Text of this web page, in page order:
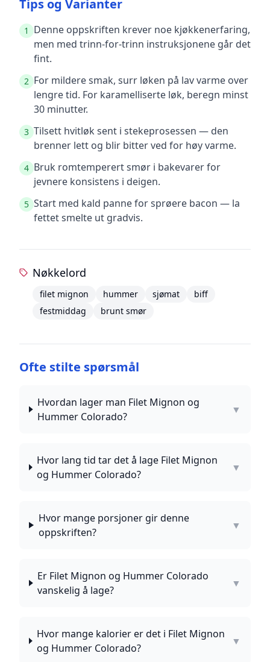
Tips og Varianter
1
Denne oppskriften krever noe kjøkkenerfaring,
men med trinn-for-trinn instruksjonene går det
fint.
2 For mildere smak, surr løken på lav varme over
lengre tid. For karamelliserte løk, beregn minst
30 minutter.
3 Tilsett hvitløk sent i stekeprosessen — den
brenner lett og blir bitter ved for høy varme.
4 Bruk romtemperert smør i bakevarer for
jevnere konsistens i deigen.
5 Start med kald panne for sprøere bacon — la
fettet smelte ut gradvis.
Nøkkelord
filet mignon hummer sjømat
biff
festmiddag
brunt smør
Ofte stilte spørsmål
Hvordan lager man Filet Mignon og
Hummer Colorado?
▼
Hvor lang tid tar det å lage Filet Mignon
og Hummer Colorado?
▼
Hvor mange porsjoner gir denne
oppskriften?
▼
Er Filet Mignon og Hummer Colorado
vanskelig å lage?
▼
Hvor mange kalorier er det i Filet Mignon
og Hummer Colorado?
▼